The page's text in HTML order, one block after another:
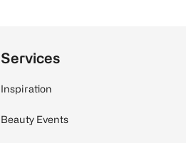
Services
Inspiration
Beauty Events